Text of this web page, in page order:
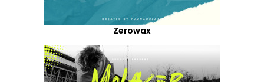
Zerowax